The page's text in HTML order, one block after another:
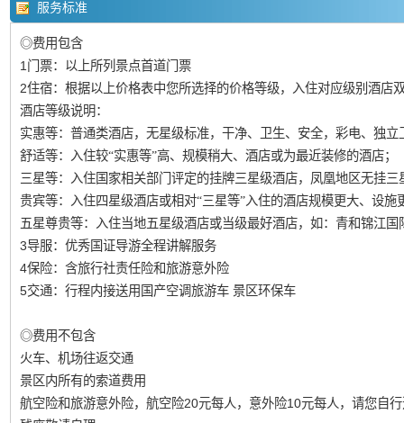
服务标准
◎费用包含
1门票：以上所列景点首道门票
2住宿： 根据以上价格表中您所选择的价格等级，入住对应级别酒店
酒店等级说明：
实惠等：普通类酒店，无星级标准，干净、卫生、安全，彩电、独
舒适等：入住较“实惠等”高、规模稍大、酒店或为最近装修的酒店；
三星等：入住国家相关部门评定的挂牌三星级酒店，凤凰地区无挂
贵宾等：入住四星级酒店或相对“三星等”入住的酒店规模更大、设
五星尊贵等：入住当地五星级酒店或当级最好酒店，如：青和锦江国
3导服：优秀国证导游全程讲解服务
4保险：含旅行社责任险和旅游意外险
5交通：行程内接送用国产空调旅游车 景区环保车
◎费用不包含
火车、机场往返交通
景区内所有的索道费用
航空险和旅游意外险，航空险20元每人，意外险10元每人，请您自